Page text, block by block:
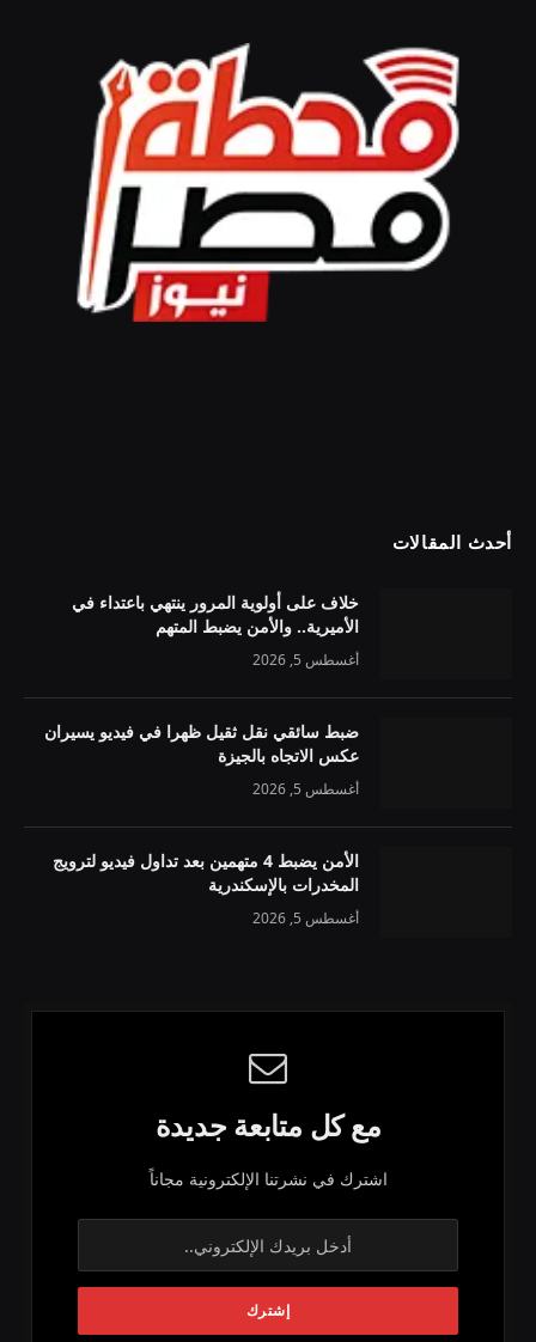
أحدث المقالات
خلاف على أولوية المرور ينتهي باعتداء في
الأميرية.. والأمن يضبط المتهم
أغسطس 5, 2026
ضبط سائقي نقل ثقيل ظهرا في فيديو يسيران
عكس الاتجاه بالجيزة
أغسطس 5, 2026
الأمن يضبط 4 متهمين بعد تداول فيديو لترويج
المخدرات بالإسكندرية
أغسطس 5, 2026
مع كل متابعة جديدة
اشترك في نشرتنا الإلكترونية مجاناً